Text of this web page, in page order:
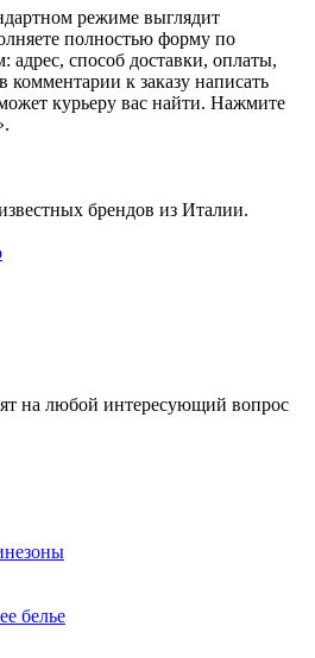
режиме выглядит
полностью форму по
адрес, способ доставки, оплаты,
комментарии к заказу написать
курьеру вас найти. Нажмите
брендов из Италии.
на любой интересующий вопрос
белье